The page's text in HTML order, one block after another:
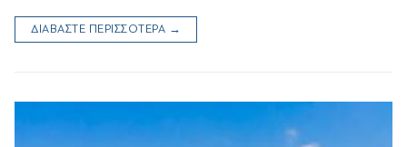
ΔΙΑΒΑΣΤΕ ΠΕΡΙΣΣΟΤΕΡΑ →